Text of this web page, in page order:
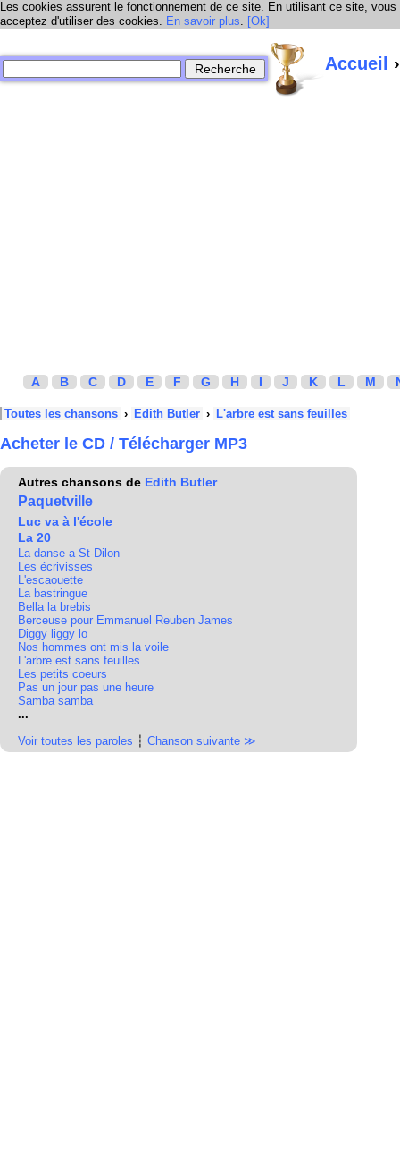
Les cookies assurent le fonctionnement de ce site. En utilisant ce site, vous
acceptez d'utiliser des cookies. En savoir plus. [Ok]
Accueil
A B C D E F G H I J K L M
Toutes les chansons › Edith Butler › L'arbre est sans feuilles
Acheter le CD / Télécharger MP3
Autres chansons de Edith Butler
Paquetville
Luc va à l'école
La 20
La danse a St-Dilon
Les écrivisses
L'escaouette
La bastringue
Bella la brebis
Berceuse pour Emmanuel Reuben James
Diggy liggy lo
Nos hommes ont mis la voile
L'arbre est sans feuilles
Les petits coeurs
Pas un jour pas une heure
Samba samba
...
Voir toutes les paroles ┆ Chanson suivante ≫